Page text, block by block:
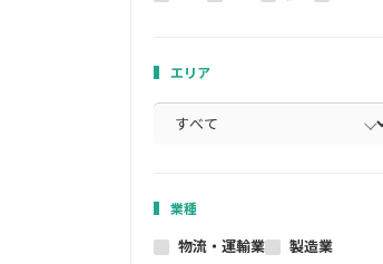
エリア
業種
物流・運輸業
製造業